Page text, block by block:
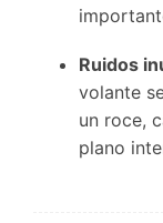
Ruidos
volante
un roce,
plano